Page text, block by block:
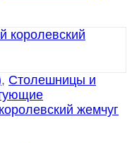
, Столешницы и
жемчуг